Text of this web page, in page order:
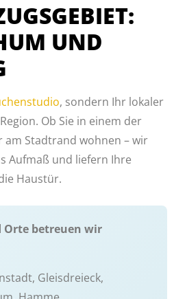
UND
, sondern Ihr lokaler
Ob Sie in einem der
Stadtrand wohnen – wir
Aufmaß und liefern Ihre
Haustür.
Orte betreuen wir
Gleisdreieck,